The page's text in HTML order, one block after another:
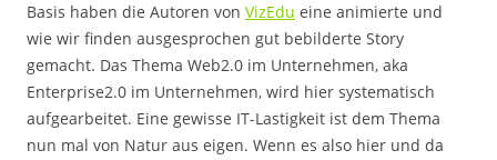
Basis haben die Autoren von VizEdu eine animierte und
wie wir finden ausgesprochen gut bebilderte Story
gemacht. Das Thema Web2.0 im Unternehmen, aka
Enterprise2.0 im Unternehmen, wird hier systematisch
aufgearbeitet. Eine gewisse IT-Lastigkeit ist dem Thema
nun mal von Natur aus eigen. Wenn es also hier und da